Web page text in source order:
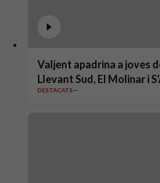
Valjent apadrina a joves
Llevant Sud, El Molinar i
DESTACATS